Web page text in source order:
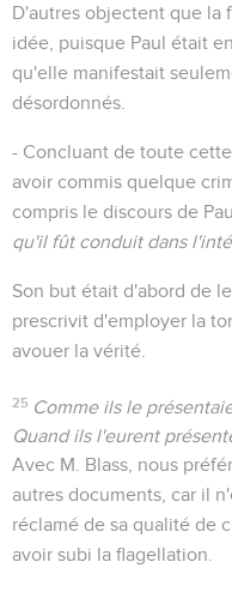
D'autres objectent que la
idée, puisque Paul était
qu'elle manifestait
désordonnés.
- Concluant de toute
avoir commis quelque
compris le discours de
qu'il fût conduit dans
Son but était d'abord de
prescrivit d'employer la
avouer la vérité.
25 Comme ils le
Quand ils l'eurent
Avec M. Blass, nous
autres documents, car il
réclamé de sa qualité de
avoir subi la flagellation.